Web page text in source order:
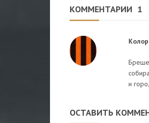
КОММЕНТАРИИ 1
и
ОСТАВИТЬ